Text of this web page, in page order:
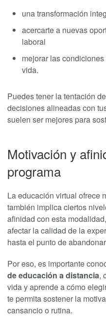
una transformación
acercarte a nuevas
laboral
mejorar las
vida.
Puedes tener la tentación
decisiones alineadas con
suelen ser mejores para
Motivación y
programa
La educación virtual ofrece
también implica ciertos
afinidad con esta
afectar la calidad de la
hasta el punto de
Por eso, es importante
de educación a distancia,
vida y aprende a cómo
te permita sostener la
cansancio o rutina.